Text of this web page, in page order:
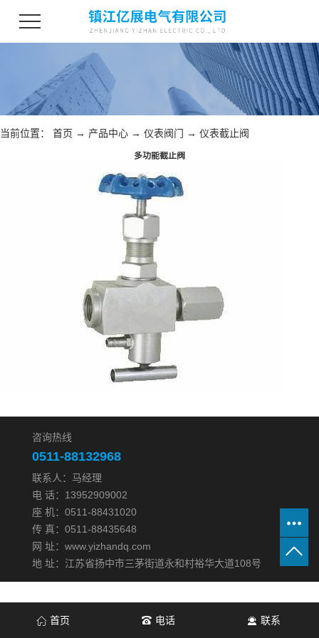
当前位置： 首页 → 产品中心 → 仪表阀门 → 仪表截止阀
多功能截止阀
咨询热线
0511-88132968
联系人：马经理
电 话：13952909002
座 机：0511-88431020
传 真：0511-88435648
网 址：www.yizhandq.com
地 址：江苏省扬中市三茅街道永和村裕华大道108号
首页 电话 联系